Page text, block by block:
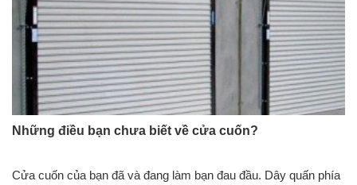
Những điều bạn chưa biết về cửa cuốn?
Cửa cuốn của bạn đã và đang làm bạn đau đầu. Dây quấn phía